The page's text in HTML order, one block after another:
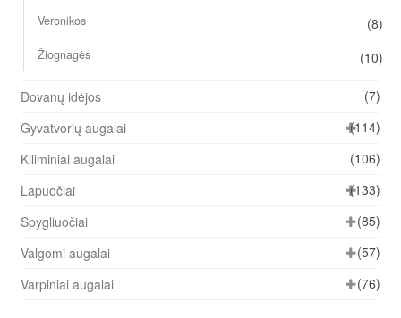
Veronikos (8)
Žiognagės (10)
Dovanų idėjos
(7)
Gyvatvorių augalai
(114)
Kiliminiai augalai
(106)
Lapuočiai
(133)
Spygliuočiai
(85)
Valgomi augalai
(57)
Varpiniai augalai
(76)